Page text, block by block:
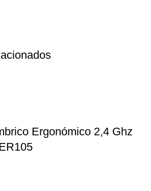
Ergonómico 2,4 Ghz